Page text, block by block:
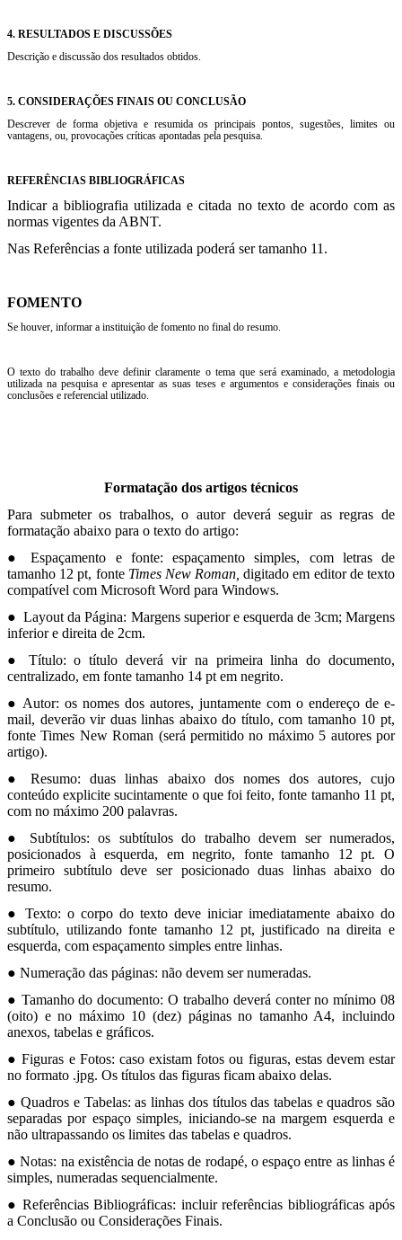
4. RESULTADOS E DISCUSSÕES
Descrição e discussão dos resultados obtidos.
5. CONSIDERAÇÕES FINAIS OU CONCLUSÃO
Descrever de forma objetiva e resumida os principais pontos, sugestões, limites ou
vantagens, ou, provocações críticas apontadas pela pesquisa.
REFERÊNCIAS BIBLIOGRÁFICAS
Indicar a bibliografia utilizada e citada no texto de acordo com as
normas vigentes da ABNT.
Nas Referências a fonte utilizada poderá ser tamanho 11.
FOMENTO
Se houver, informar a instituição de fomento no final do resumo.
O texto do trabalho deve definir claramente o tema que será examinado, a metodologia
utilizada na pesquisa e apresentar as suas teses e argumentos e considerações finais ou
conclusões e referencial utilizado.
Formatação dos artigos técnicos
Para submeter os trabalhos, o autor deverá seguir as regras de
formatação abaixo para o texto do artigo:
● Espaçamento e fonte: espaçamento simples, com letras de
tamanho 12 pt, fonte Times New Roman,digitado em editor de texto
compatível com Microsoft Word para Windows.
● Layout da Página: Margens superior e esquerda de 3cm; Margens
inferior e direita de 2cm.
● Título: o título deverá vir na primeira linha do documento,
centralizado, em fonte tamanho 14 pt em negrito.
● Autor: os nomes dos autores, juntamente com o endereço de e-
mail, deverão vir duas linhas abaixo do título, com tamanho 10 pt,
fonte Times New Roman (será permitido no máximo 5 autores por
artigo).
● Resumo: duas linhas abaixo dos nomes dos autores, cujo
conteúdo explicite sucintamente o que foi feito, fonte tamanho 11 pt,
com no máximo 200 palavras.
● Subtítulos: os subtítulos do trabalho devem ser numerados,
posicionados à esquerda, em negrito, fonte tamanho 12 pt. O
primeiro subtítulo deve ser posicionado duas linhas abaixo do
resumo.
● Texto: o corpo do texto deve iniciar imediatamente abaixo do
subtítulo, utilizando fonte tamanho 12 pt, justificado na direita e
esquerda, com espaçamento simples entre linhas.
● Numeração das páginas: não devem ser numeradas.
● Tamanho do documento: O trabalho deverá conter no mínimo 08
(oito) e no máximo 10 (dez) páginas no tamanho A4, incluindo
anexos, tabelas e gráficos.
● Figuras e Fotos: caso existam fotos ou figuras, estas devem estar
no formato .jpg. Os títulos das figuras ficam abaixo delas.
● Quadros e Tabelas: as linhas dos títulos das tabelas e quadros são
separadas por espaço simples, iniciando-se na margem esquerda e
não ultrapassando os limites das tabelas e quadros.
● Notas: na existência de notas de rodapé, o espaço entre as linhas é
simples, numeradas sequencialmente.
● Referências Bibliográficas: incluir referências bibliográficas após
a Conclusão ou Considerações Finais.